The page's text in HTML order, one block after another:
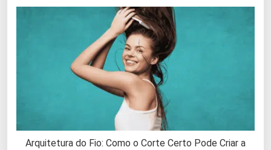
Arquitetura do Fio: Como o Corte Certo Pode Criar a